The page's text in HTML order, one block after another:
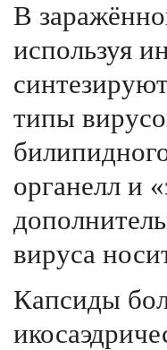
В
используя
типы
органелл и
вируса
Капсиды